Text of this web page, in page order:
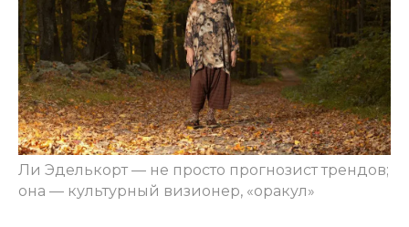
Ли Эделькорт — не просто прогнозист трендов;
она — культурный визионер, «оракул»